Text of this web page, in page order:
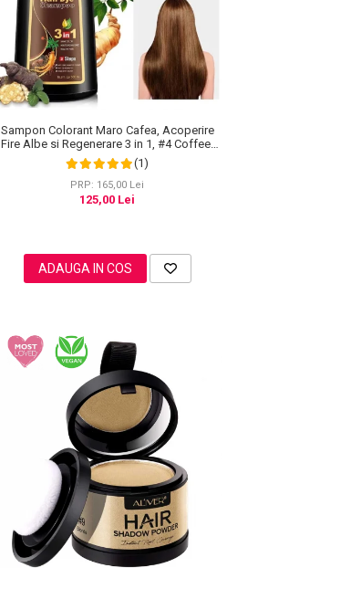
Sampon Colorant Maro Cafea, Acoperire
Fire Albe si Regenerare 3 in 1, #4 Coffee,
500 ml
(1)
PRP: 165,00 Lei
125,00 Lei
ADAUGA IN COS